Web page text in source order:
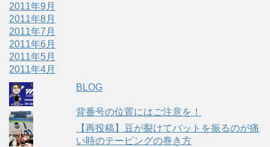
2011年9月
2011年8月
2011年7月
2011年6月
2011年5月
2011年4月
BLOG
背番号の位置にはご注意を！
【再投稿】豆が裂けてバットを振るのが痛
い時のテーピングの巻き方